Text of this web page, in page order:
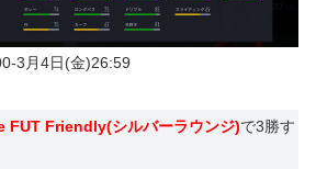
3月4日(金)26:59
FUT Friendly(シルバーラウンジ)で3勝す